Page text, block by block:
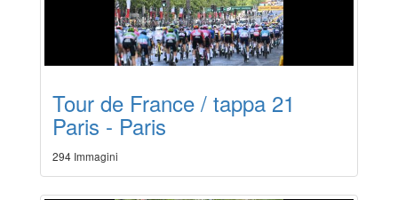
Tour de France / tappa 21
Paris - Paris
294 Immagini